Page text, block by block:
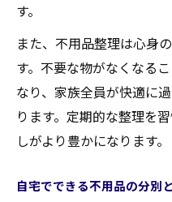
す。
また、不用品整理は心身
す。不要な物がなくなる
なり、家族全員が快適に
ります。定期的な整理を
しがより豊かになります。
自宅でできる不用品の分別